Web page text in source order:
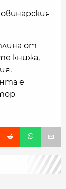
от
книжа,
е